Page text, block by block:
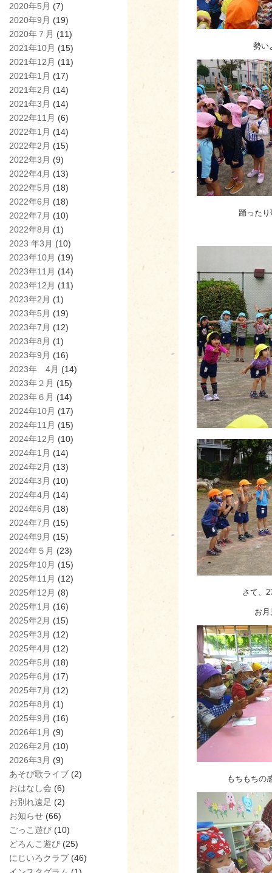
2020年5月 (7)
2020年9月 (19)
2020年７月 (11)
2021年10月 (15)
2021年12月 (11)
2021年1月 (17)
2021年2月 (14)
2021年3月 (14)
2022年11月 (6)
2022年1月 (14)
2022年2月 (15)
2022年3月 (9)
2022年4月 (13)
2022年5月 (18)
2022年6月 (18)
2022年7月 (10)
2022年8月 (1)
2023 年3月 (10)
2023年10月 (19)
2023年11月 (14)
2023年12月 (11)
2023年2月 (1)
2023年5月 (19)
2023年7月 (12)
2023年8月 (1)
2023年9月 (16)
2023年 4月 (14)
2023年２月 (15)
2023年６月 (14)
2024年10月 (17)
2024年11月 (15)
2024年12月 (10)
2024年1月 (14)
2024年2月 (13)
2024年3月 (10)
2024年4月 (14)
2024年6月 (18)
2024年7月 (15)
2024年9月 (15)
2024年５月 (23)
2025年10月 (15)
2025年11月 (12)
2025年12月 (8)
2025年1月 (16)
2025年2月 (15)
2025年3月 (12)
2025年4月 (12)
2025年5月 (18)
2025年6月 (17)
2025年7月 (12)
2025年8月 (1)
2025年9月 (16)
2026年1月 (9)
2026年2月 (10)
2026年3月 (9)
あそび歌ライブ (2)
おはなし会 (6)
お別れ遠足 (2)
お知らせ (66)
ごっこ遊び (10)
どろんこ遊び (25)
にじいろクラブ (46)
勢い
踊った
さて、
お
もちもちの